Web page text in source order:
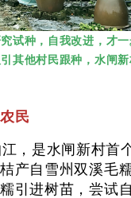
试种，自我改进，才
其他村民跟种，水闸
民
，是水闸新村首
产自雪州双溪毛
引进树苗，尝试